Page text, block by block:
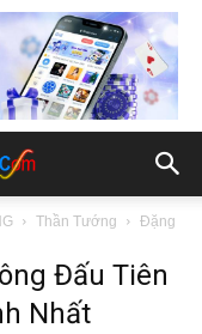
Thần Tướng
Đặng
Đấu Tiên
Nhất